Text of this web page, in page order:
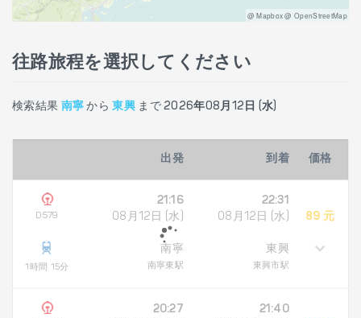
@ Mapbox @ OpenStreetMap
往路旅程を選択してください
検索結果 南寧 から東興まで2026年08月12日 (水)
出発 到着 価格
D579
1時間 15分
21:16
08月12日 (水)
南寧
南寧東駅
22:31
08月12日 (水)
東興
東興市駅
89 元
20:27
21:40